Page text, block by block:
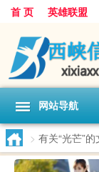
首 页 英雄联盟
网站导航
> 有关“光芒”